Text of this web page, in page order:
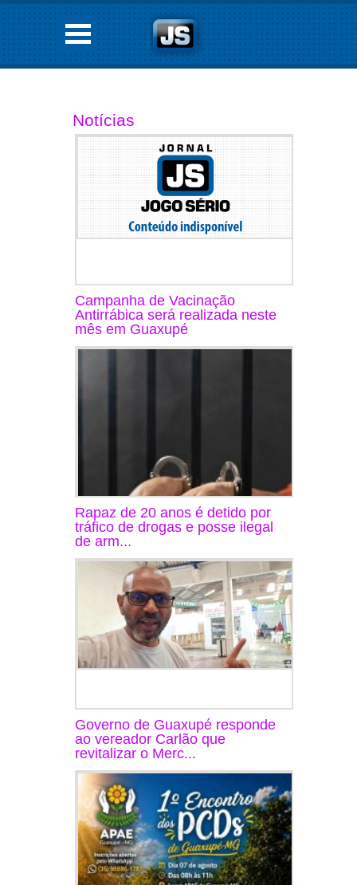
Notícias
Campanha de Vacinação
Antirrábica será realizada neste
mês em Guaxupé
Rapaz de 20 anos é detido por
tráfico de drogas e posse ilegal
de arm...
Governo de Guaxupé responde
ao vereador Carlão que
revitalizar o Merc...